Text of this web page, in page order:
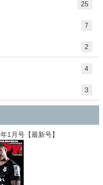
25
7
2
4
3
1月号【最新号】